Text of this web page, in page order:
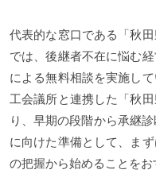
代表的な窓口である「秋
では、後継者不在に悩む
による無料相談を実施し
工会議所と連携した「秋
り、早期の段階から承継
に向けた準備として、ま
の把握から始めることをお